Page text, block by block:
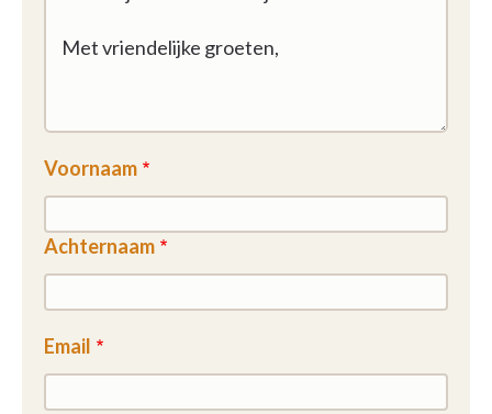
Voornaam
Achternaam
Email